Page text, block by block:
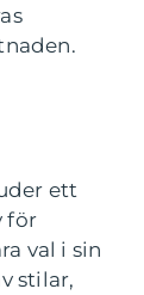
ett
för
val i sin
stilar,